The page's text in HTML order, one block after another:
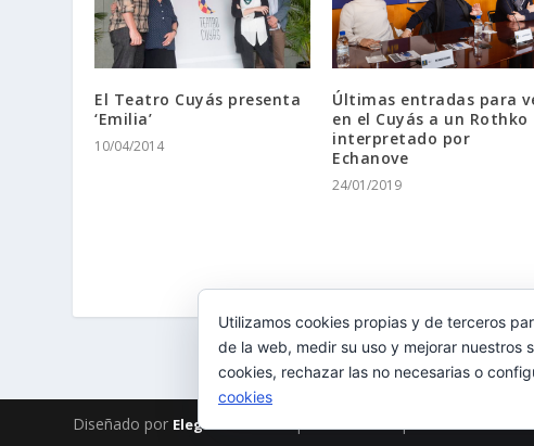
El Teatro Cuyás presenta
‘Emilia’
10/04/2014
Últimas entradas para
en el Cuyás a un Rothko
interpretado por
Echanove
24/01/2019
Diseñado por Elegant Themes| Desarrollado porWordPress
Utilizamos cookies propias y de terceros
de la web, medir su uso y mejorar nuestros
cookies, rechazar las no necesarias o
cookies